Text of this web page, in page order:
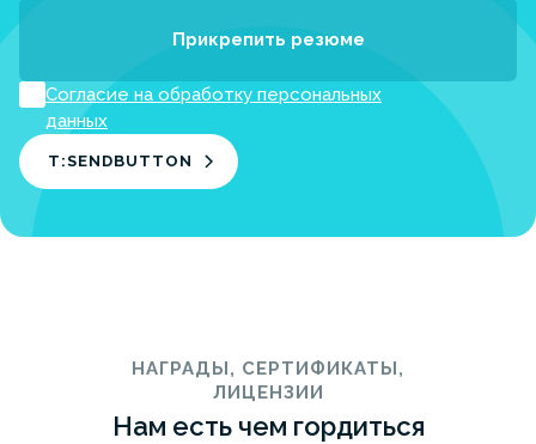
Прикрепить резюме
Согласие на обработку персональных
данных
T:SENDBUTTON
НАГРАДЫ, СЕРТИФИКАТЫ,
ЛИЦЕНЗИИ
Нам есть чем гордиться